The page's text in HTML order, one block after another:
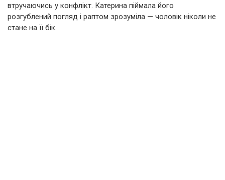
втручаючись у конфлікт. Катерина піймала його
розгублений погляд і раптом зрозуміла — чоловік ніколи не
стане на її бік.